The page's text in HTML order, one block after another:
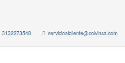
3132273548 servicioalcliente@colvinsa.com